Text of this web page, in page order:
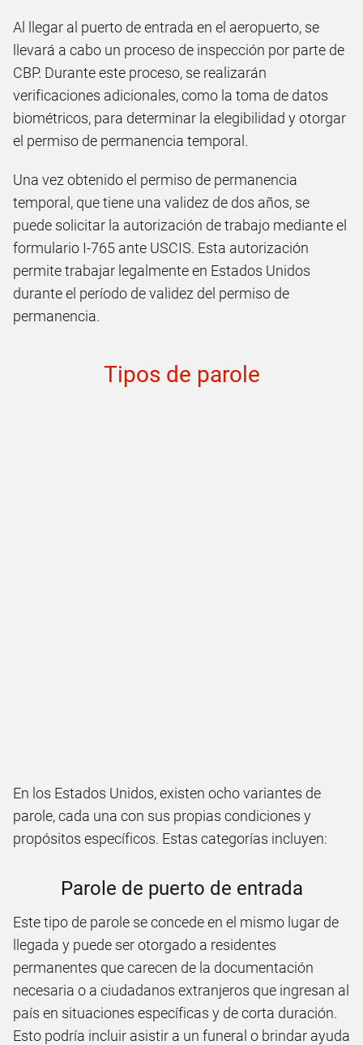
Al llegar al puerto de entrada en el aeropuerto, se
llevará a cabo un proceso de inspección por parte de
CBP. Durante este proceso, se realizarán
verificaciones adicionales, como la toma de datos
biométricos, para determinar la elegibilidad y otorgar
el permiso de permanencia temporal.
Una vez obtenido el permiso de permanencia
temporal, que tiene una validez de dos años, se
puede solicitar la autorización de trabajo mediante el
formulario I-765 ante USCIS. Esta autorización
permite trabajar legalmente en Estados Unidos
durante el período de validez del permiso de
permanencia.
Tipos de parole
En los Estados Unidos, existen ocho variantes de
parole, cada una con sus propias condiciones y
propósitos específicos. Estas categorías incluyen:
Parole de puerto de entrada
Este tipo de parole se concede en el mismo lugar de
llegada y puede ser otorgado a residentes
permanentes que carecen de la documentación
necesaria o a ciudadanos extranjeros que ingresan al
país en situaciones específicas y de corta duración.
Esto podría incluir asistir a un funeral o brindar ayuda